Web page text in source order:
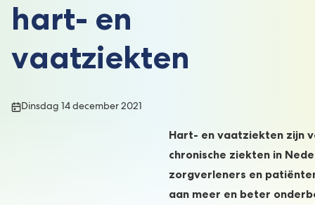
hart- en
vaatziekten
Publicatiedatum:
Dinsdag 14 december 2021
Hart- en vaatziekten zijn
chronische ziekten in
zorgverleners en
aan meer en beter